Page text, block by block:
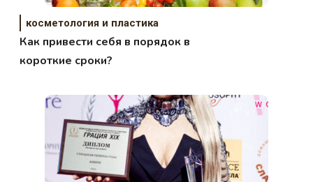
косметология и пластика
Как привести себя в порядок в
короткие сроки?